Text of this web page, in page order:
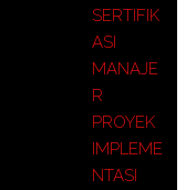
SERTIFIK
ASI
MANAJE
R
PROYEK
IMPLEME
NTASI